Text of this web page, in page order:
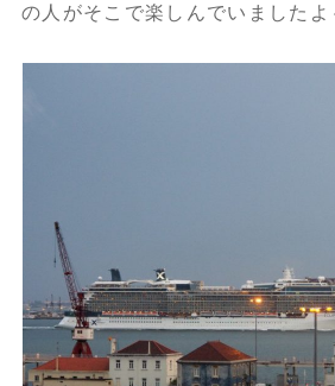
の人がそこで楽しんでいましたよ